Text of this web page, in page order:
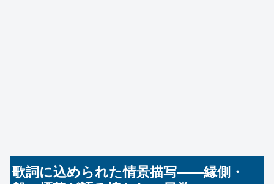
歌詞に込められた情景描写――縁側・